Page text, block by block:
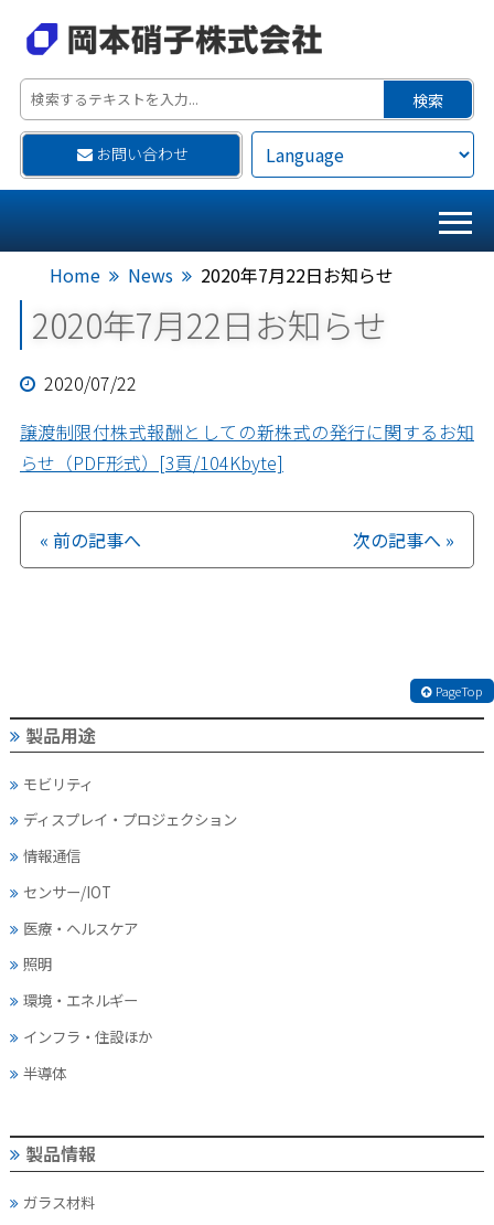
お問い合わせ
Home News 2020年7月22日お知らせ
2020年7月22日お知らせ
2020/07/22
譲渡制限付株式報酬としての新株式の発行に関するお知
らせ（PDF形式）[3頁/104Kbyte]
« 前の記事へ 次の記事へ »
PageTop
製品用途
モビリティ
ディスプレイ・ プロジェクション
情報通信
センサー/IOT
医療・ヘルスケア
照明
環境・エネルギー
インフラ・住設ほか
半導体
製品情報
ガラス材料